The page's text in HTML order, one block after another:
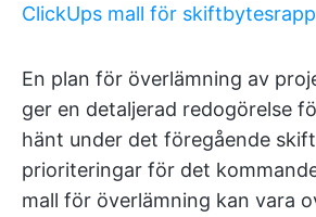
ClickUps mall för
En plan för överlämning av
ger en detaljerad redogörelse
hänt under det föregående
prioriteringar för det
mall för överlämning kan vara